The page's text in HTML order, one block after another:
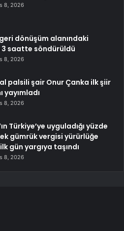
8, 2026
dönüşüm alanındaki
3 saatte söndürüldü
8, 2026
palsili şair Onur Çanka ilk şiir
yayımladı
8, 2026
Türkiye’ye uyguladığı yüzde
ek gümrük vergisi yürürlüğe
gün yargıya taşındı
8, 2026